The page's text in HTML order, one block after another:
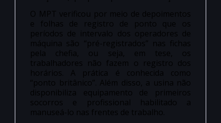
O MPT verificou por meio de depoimentos
e folhas de registro de ponto que os
períodos de intervalo dos operadores de
máquina são “pré-registrados” nas fichas
pela chefia, ou seja, em tese, os
trabalhadores não fazem o registro dos
horários. A prática é conhecida como
“ponto britânico”. Além disso, a usina não
disponibiliza equipamento de primeiros
socorros e profissional habilitado a
manuseá-lo nas frentes de trabalho.